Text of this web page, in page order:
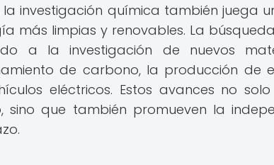
la investigación química también juega
más limpias y renovables. La
a la investigación de nuevos
de carbono, la producción de
eléctricos. Estos avances no
sino que también promueven la